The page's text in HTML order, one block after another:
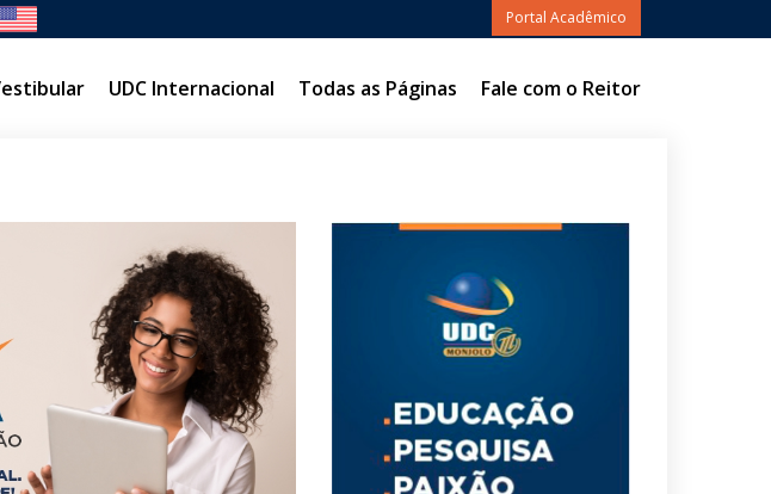
Portal Acadêmico
UDC Internacional Todas as Páginas Fale com o Reitor